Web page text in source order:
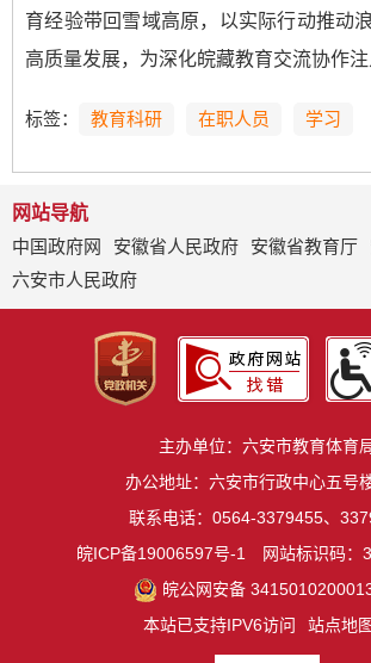
育经验带回雪域高原，以实际行动推动
高质量发展，为深化皖藏教育交流协作注
标签： 教育科研 在职人员 学习
网站导航
中国政府网
安徽省人民政府 安徽省教育厅
六安市人民政府
主办单位：六安市教育体育
办公地址：六安市行政中心五号
联系电话：0564-3379455、
皖ICP备19006597号-1
网站标识码：
皖公网安备
本站已支持IPV6访问
站点地图